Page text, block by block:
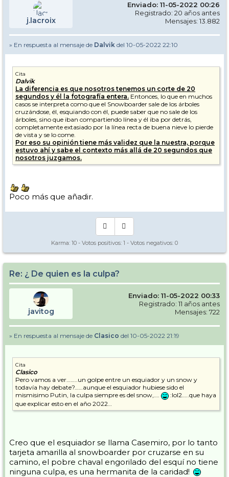
j.lacroix
Enviado: 11-05-2022 00:26
Registrado: 20 años antes
Mensajes: 13.882
» En respuesta al mensaje de Dalvik del 10-05-2022 22:10
Cita
Dalvik
La diferencia es que nosotros tenemos un corte de 20
segundos y él la fotografía entera. Entonces, lo que en muchos
casos se interpreta como que el Snowboarder sale de los árboles
cruzándose, él, esquiando con él, puede saber que no sale de los
árboles, sino que iban compartiendo línea y él iba por detrás,
completamente extasiado por la línea recta de buena nieve lo pierde
de vista y se lo come.
Por eso su opinión tiene más validez que la nuestra, porque
estuvo ahí y sabe el contexto más allá de 20 segundos que
nosotros juzgamos.
Poco más que añadir.
Karma: 10 - Votos positivos: 1 - Votos negativos: 0
Re: ¿ De quien es la culpa?
javitog
Enviado: 11-05-2022 00:33
Registrado: 11 años antes
Mensajes: 722
» En respuesta al mensaje de Clasico del 10-05-2022 21:19
Cita
Clasico
Pero vamos a ver……..un golpe entre un esquiador y un snow y
todavía hay debate?……aunque el esquiador hubiese sido el
mismisimo Putin, la culpa siempre es del snow,….
:lol2…..que haya
que explicar esto en el año 2022…
Creo que el esquiador se llama Casemiro, por lo tanto
tarjeta amarilla al snowboarder por cruzarse en su
camino, el pobre chaval engorilado del esquí no tiene
ninguna culpa, es una hermanita de la caridad!